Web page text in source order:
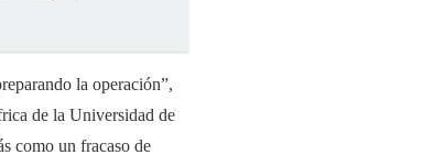
la operación”,
de la Universidad de
como un fracaso de